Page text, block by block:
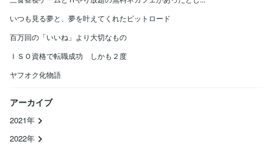
いつも見る夢と、夢を叶えてくれたピットロード
百万回の「いいね」より大切なもの
ＩＳＯ資格で転職成功 しかも２度
ヤフオク化物語
アーカイブ
2021年
2022年